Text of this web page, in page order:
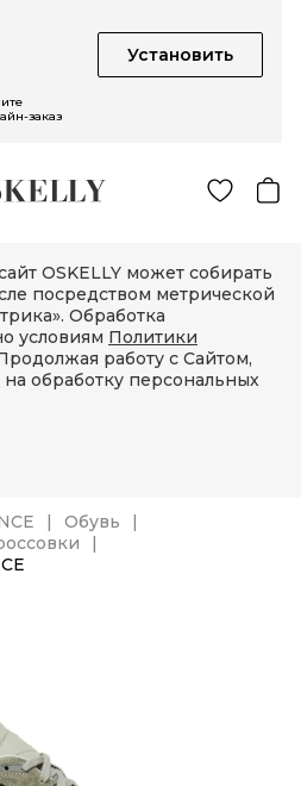
Установить
заказ
OSKELLY может собирать
посредством метрической
Обработка
условиям Политики
работу с Сайтом,
на обработку персональных
Обувь